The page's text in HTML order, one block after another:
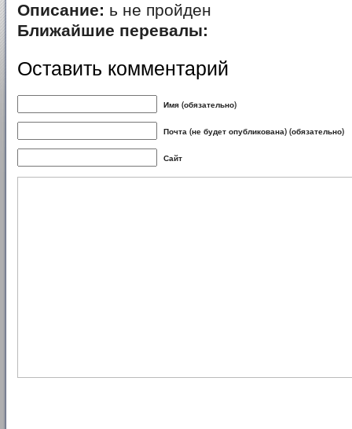
Описание: ь не пройден
Ближайшие перевалы:
Оставить комментарий
Имя (обязательно)
Почта (не будет опубликована) (обязательно)
Сайт